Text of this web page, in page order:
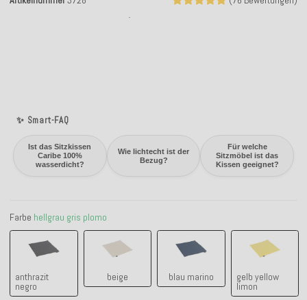
✨ Smart-FAQ
Ist das Sitzkissen
Caribe 100%
wasserdicht?
Wie lichtecht ist der
Bezug?
Für welche
Sitzmöbel ist das
Kissen geeignet?
Farbe hellgrau gris plomo
anthrazit
negro
anthrazit negro
beige blau marino
blau marino
gelb yellow
limon
gelb